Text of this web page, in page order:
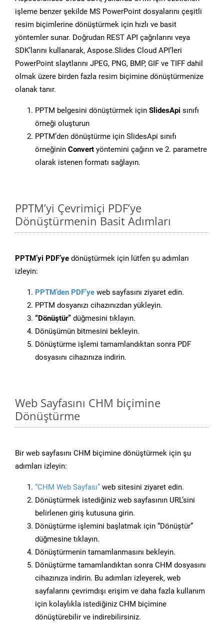
işleme benzer şekilde MS PowerPoint dosyalarını çeşitli
resim biçimlerine dönüştürmek için hızlı ve basit
yöntemler sunar. Doğrudan REST API çağrılarını veya
SDK’larını kullanarak, Aspose.Slides Cloud API’leri
PowerPoint slaytlarını JPEG, PNG, BMP, GIF ve TIFF dahil
olmak üzere birden fazla resim biçimine dönüştürmenize
olanak tanır.
PPTM belgesini dönüştürmek için SlidesApi sınıfı
örneği oluşturun
PPTM’den dönüştürme için SlidesApi sınıfı
örneğinin Convert yöntemini çağırın ve 2. parametre
olarak istenen formatı sağlayın.
PPTM’yi Çevrimiçi PDF’ye
Dönüştürmenin Basit Adımları
PPTM’yi PDF’ye dönüştürmek için lütfen şu adımları
izleyin:
PPTM’den PDF’ye web sayfasını ziyaret edin.
PPTM dosyanızı cihazınızdan yükleyin.
“Dönüştür” düğmesini tıklayın.
Dönüşümün bitmesini bekleyin.
Dönüştürme işlemi tamamlandıktan sonra PDF
dosyasını cihazınıza indirin.
Web Sayfasını CHM biçimine
Dönüştürme
Bir web sayfasını CHM biçimine dönüştürmek için şu
adımları izleyin:
“CHM Web Sayfası” web sitesini ziyaret edin.
Dönüştürmek istediğiniz web sayfasının URL’sini
belirlenen giriş kutusuna girin.
Dönüştürme işlemini başlatmak için “Dönüştür”
düğmesine tıklayın.
Dönüştürmenin tamamlanmasını bekleyin.
Dönüştürme tamamlandıktan sonra CHM dosyasını
cihazınıza indirin. Bu adımları izleyerek, web
sayfalarını çevrimdışı erişim ve daha fazla kullanım
için kolaylıkla istediğiniz CHM biçimine
dönüştürebilir ve indirebilirsiniz.